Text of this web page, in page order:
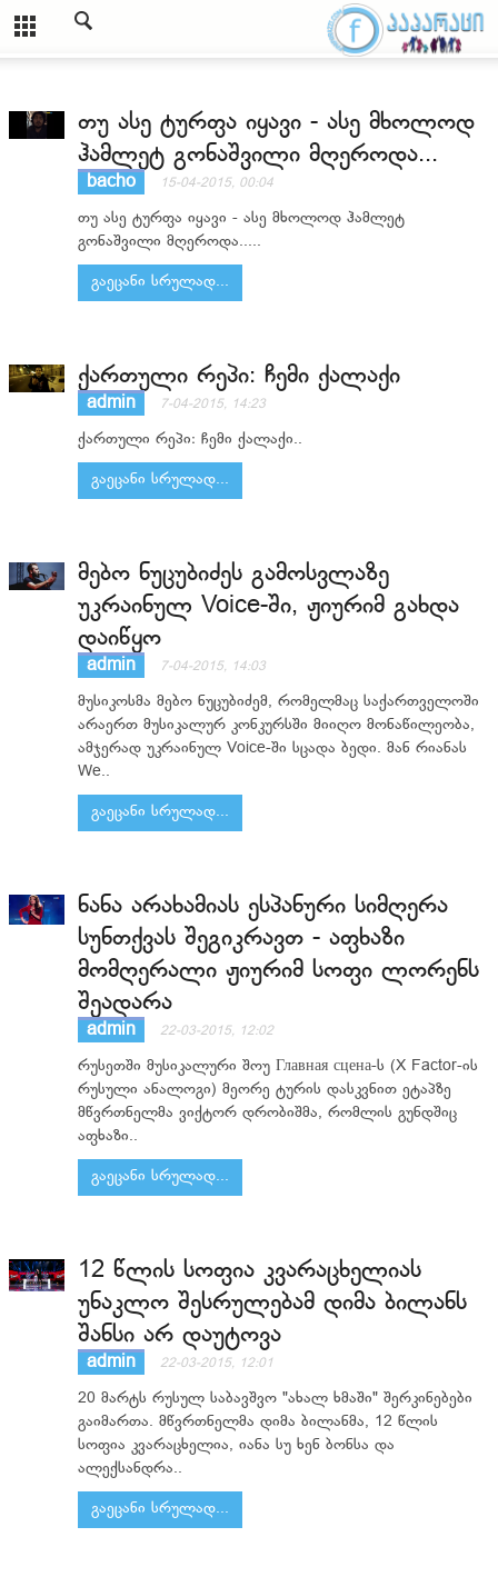
თუ ასე ტურფა იყავი - ასე მხოლოდ
ჰამლეტ გონაშვილი მღეროდა...
bacho 15-04-2015, 00:04
თუ ასე ტურფა იყავი - ასე მხოლოდ ჰამლეტ
გონაშვილი მღეროდა.....
გაეცანი სრულად...
ქართული რეპი: ჩემი ქალაქი
admin 7-04-2015, 14:23
ქართული რეპი: ჩემი ქალაქი..
გაეცანი სრულად...
მებო ნუცუბიძეს გამოსვლაზე
უკრაინულ Voice-ში, ჟიურიმ გახდა
დაიწყო
admin 7-04-2015, 14:03
მუსიკოსმა მებო ნუცუბიძემ, რომელმაც საქართველოში
არაერთ მუსიკალურ კონკურსში მიიღო მონაწილეობა,
ამჯერად უკრაინულ Voice-ში სცადა ბედი. მან რიანას
We..
გაეცანი სრულად...
ნანა არახამიას ესპანური სიმღერა
სუნთქვას შეგიკრავთ - აფხაზი
მომღერალი ჟიურიმ სოფი ლორენს
შეადარა
admin 22-03-2015, 12:02
რუსეთში მუსიკალური შოუ Главная сцена-ს (X Factor-ის
რუსული ანალოგი) მეორე ტურის დასკვნით ეტაპზე
მწვრთნელმა ვიქტორ დრობიშმა, რომლის გუნდშიც
აფხაზი..
გაეცანი სრულად...
12 წლის სოფია კვარაცხელიას
უნაკლო შესრულებამ დიმა ბილანს
შანსი არ დაუტოვა
admin 22-03-2015, 12:01
20 მარტს რუსულ საბავშვო "ახალ ხმაში" შერკინებები
გაიმართა. მწვრთნელმა დიმა ბილანმა, 12 წლის
სოფია კვარაცხელია, იანა სუ ხენ ბონსა და
ალექსანდრა..
გაეცანი სრულად...